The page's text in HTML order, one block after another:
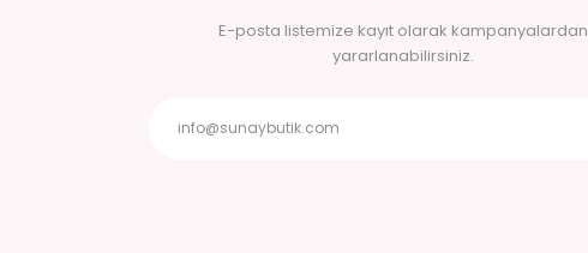
E-posta listemize kayıt olarak kampanyalardan
yararlanabilirsiniz.